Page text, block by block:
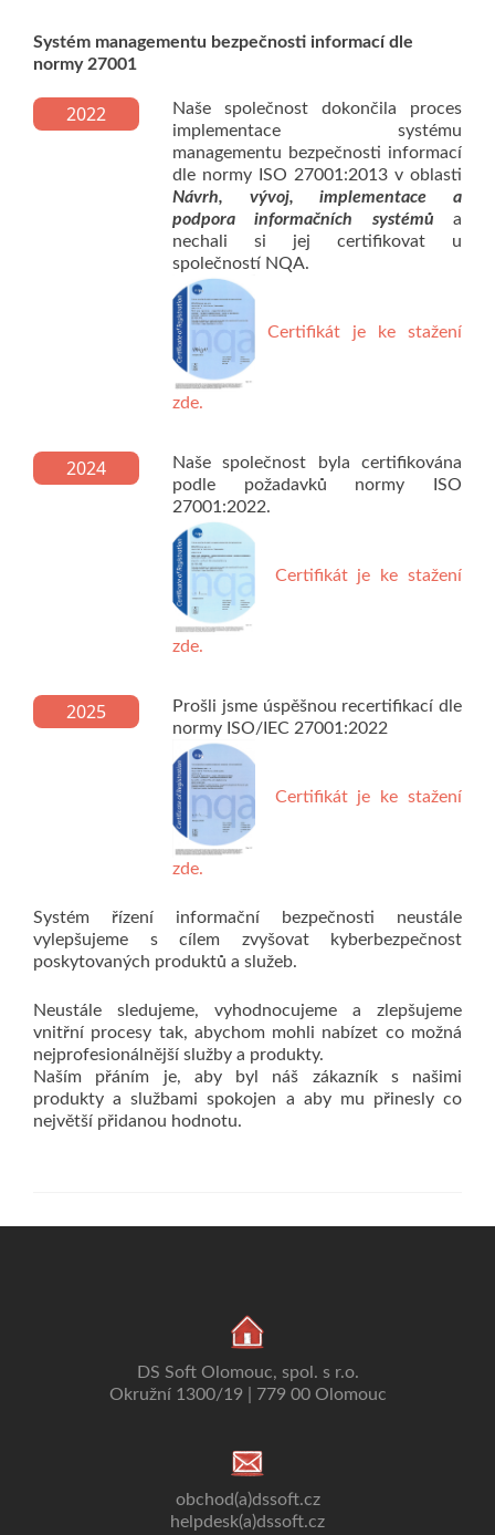
Systém managementu bezpečnosti informací dle
normy 27001
2022
Naše společnost dokončila proces
implementace systému
managementu bezpečnosti informací
dle normy ISO 27001:2013 v oblasti
Návrh, vývoj, implementace a
podpora informačních systémů a
nechali si jej certifikovat u
společností NQA.
Certifikát je ke stažení
zde.
2024
Naše společnost byla certifikována
podle požadavků normy ISO
27001:2022.
Certifikát je ke stažení
zde.
2025
Prošli jsme úspěšnou recertifikací dle
normy ISO/IEC 27001:2022
Certifikát je ke stažení
zde.
Systém řízení informační bezpečnosti neustále
vylepšujeme s cílem zvyšovat kyberbezpečnost
poskytovaných produktů a služeb.
Neustále sledujeme, vyhodnocujeme a zlepšujeme
vnitřní procesy tak, abychom mohli nabízet co možná
nejprofesionálnější služby a produkty.
Naším přáním je, aby byl náš zákazník s našimi
produkty a službami spokojen a aby mu přinesly co
největší přidanou hodnotu.
DS Soft Olomouc, spol. s r.o.
Okružní 1300/19 | 779 00 Olomouc
obchod(a)dssoft.cz
helpdesk(a)dssoft.cz